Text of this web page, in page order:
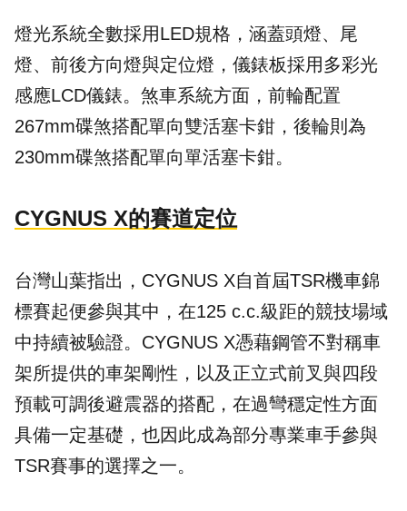
燈光系統全數採用LED規格，涵蓋頭燈、尾
燈、前後方向燈與定位燈，儀錶板採用多彩光
感應LCD儀錶。煞車系統方面，前輪配置
267mm碟煞搭配單向雙活塞卡鉗，後輪則為
230mm碟煞搭配單向單活塞卡鉗。
CYGNUS X的賽道定位
台灣山葉指出，CYGNUS X自首屆TSR機車錦
標賽起便參與其中，在125 c.c.級距的競技場域
中持續被驗證。CYGNUS X憑藉鋼管不對稱車
架所提供的車架剛性，以及正立式前叉與四段
預載可調後避震器的搭配，在過彎穩定性方面
具備一定基礎，也因此成為部分專業車手參與
TSR賽事的選擇之一。